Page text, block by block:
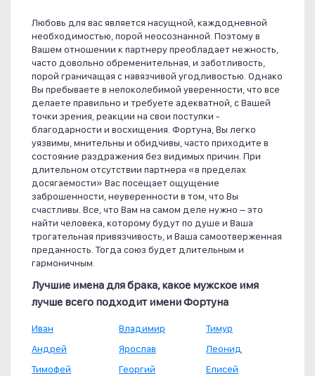
Любовь для вас является насущной, каждодневной
необходимостью, порой неосознанной. Поэтому в
Вашем отношении к партнеру преобладает нежность,
часто довольно обременительная, и заботливость,
порой граничащая с навязчивой угодливостью. Однако
Вы пребываете в непоколебимой уверенности, что все
делаете правильно и требуете адекватной, с Вашей
точки зрения, реакции на свои поступки -
благодарности и восхищения. Фортуна, Вы легко
уязвимы, мнительны и обидчивы, часто приходите в
состояние раздражения без видимых причин. При
длительном отсутствии партнера «в пределах
досягаемости» Вас посещает ощущение
заброшенности, неуверенности в том, что Вы
счастливы. Все, что Вам на самом деле нужно – это
найти человека, которому будут по душе и Ваша
трогательная привязчивость, и Ваша самоотверженная
преданность. Тогда союз будет длительным и
гармоничным.
Лучшие имена для брака, какое мужское имя
лучше всего подходит имени Фортуна
Иван
Андрей
Тимофей
Владимир
Ярослав
Георгий
Тимур
Леонид
Елисей